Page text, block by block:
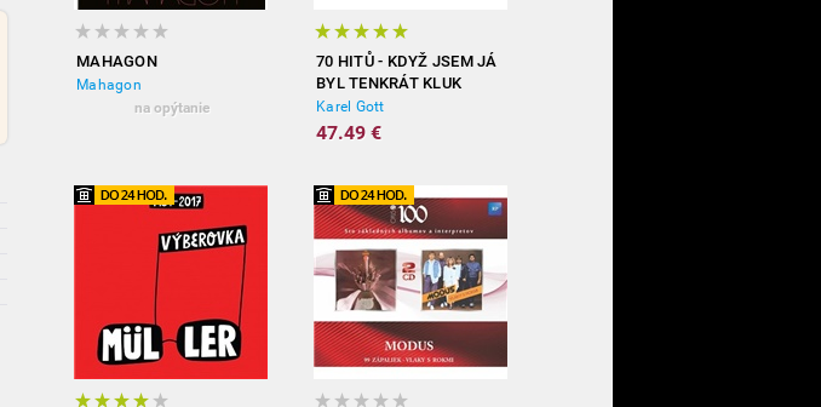
MAHAGON
Mahagon
na opýtanie
70 HITŮ - KDYŽ JSEM JÁ
BYL TENKRÁT KLUK
(3CD)
Karel Gott
47.49 €